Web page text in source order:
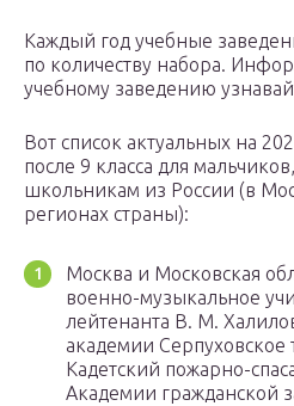
Каждый год учебные
по количеству набора.
учебному заведению
Вот список актуальных на
после 9 класса для
школьникам из России (в
регионах страны):
Москва и Московская
военно-музыкальное
лейтенанта В. М.
академии Серпуховское
Кадетский пожарно-
Академии гражданской